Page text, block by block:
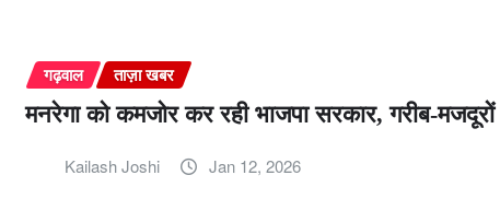
गढ़वाल ताज़ा खबर
मनरेगा को कमजोर कर रही भाजपा सरकार, गरीब-
Kailash Joshi Jan 12, 2026